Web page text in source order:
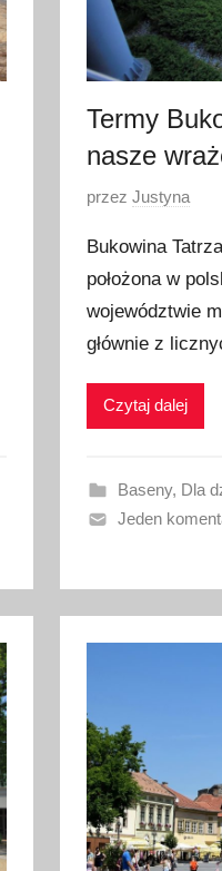
0
2
Termy
nasze
O
u
b
l
i
w
n
o
a
2
0
2
2
przezJustyna
Bukowina
położona w
województwie
głównie z
Czytaj dalej
Baseny, Dla
Jeden